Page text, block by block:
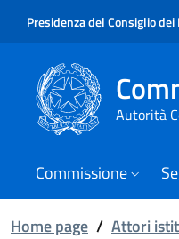
Presidenza del Consiglio
Autorità
Commissione
Home page / Attori